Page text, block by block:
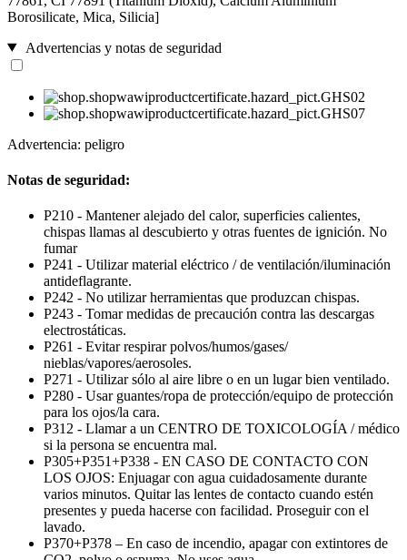
Borosilicate, Mica, Silicia]
Advertencias y notas de seguridad
Advertencia: peligro
Notas de seguridad:
P210 - Mantener alejado del calor, superficies calientes,
chispas llamas al descubierto y otras fuentes de ignición. No
fumar
P241 - Utilizar material eléctrico / de ventilación/iluminación
antideflagrante.
P242 - No utilizar herramientas que produzcan chispas.
P243 - Tomar medidas de precaución contra las descargas
electrostáticas.
P261 - Evitar respirar polvos/humos/gases/
nieblas/vapores/aerosoles.
P271 - Utilizar sólo al aire libre o en un lugar bien ventilado.
P280 - Usar guantes/ropa de protección/equipo de protección
para los ojos/la cara.
P312 - Llamar a un CENTRO DE TOXICOLOGÍA / médico
si la persona se encuentra mal.
P305+P351+P338 - EN CASO DE CONTACTO CON
LOS OJOS: Enjuagar con agua cuidadosamente durante
varios minutos. Quitar las lentes de contacto cuando estén
presentes y pueda hacerse con facilidad. Proseguir con el
lavado.
P370+P378 – En caso de incendio, apagar con extintores de